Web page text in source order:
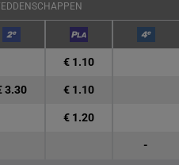
€ 1.10
3.30 € 1.10
€ 1.20
-